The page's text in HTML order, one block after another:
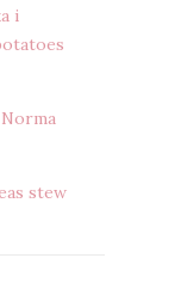
i
stew